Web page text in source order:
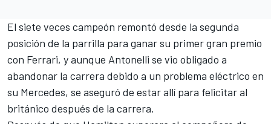
El siete veces campeón remontó desde la segunda
posición de la parrilla para ganar su primer gran premio
con Ferrari, y aunque Antonelli se vio obligado a
abandonar la carrera debido a un problema eléctrico en
su Mercedes, se aseguró de estar allí para felicitar al
británico después de la carrera.